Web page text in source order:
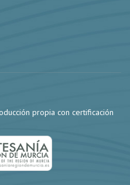
propia con certificación